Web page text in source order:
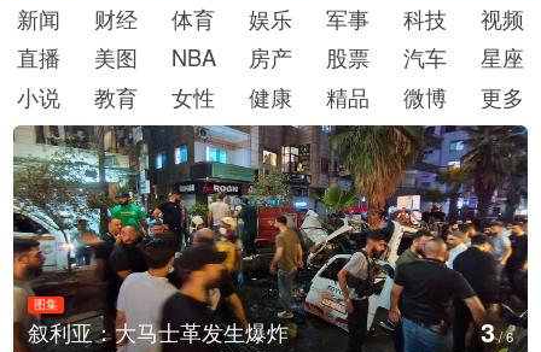
新闻 财经 体育 娱乐 军事 科技
视频
直播
美图 NBA 房产 股票 汽车
星座
小说
教育 女性 健康 精品 微博 更多
图集
云南弥勒：欢庆火把节 4/6